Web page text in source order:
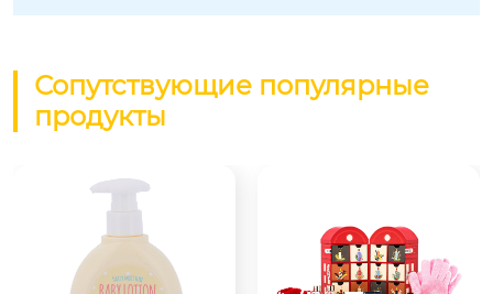
Сопутствующие популярные
продукты